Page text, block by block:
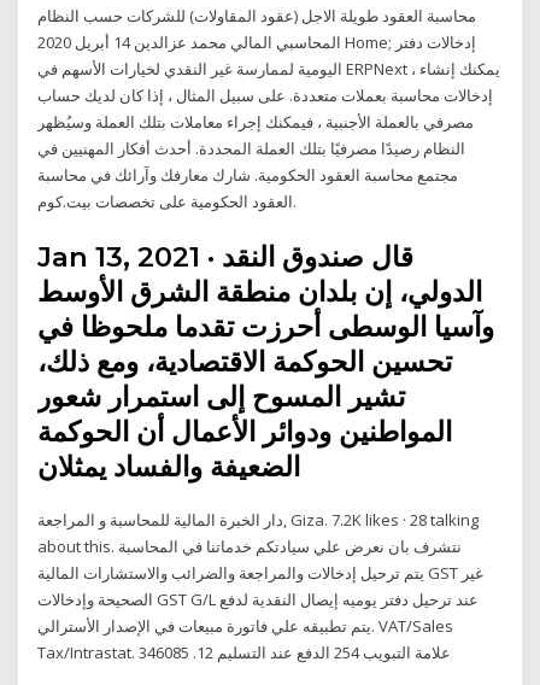
محاسبة العقود طويلة الاجل (عقود المقاولات) للشركات حسب النظام
المحاسبي المالي محمد عزالدين 14 أبريل 2020 Home; إدخالات دفتر
اليومية لممارسة غير النقدي لخيارات الأسهم في ERPNext ، يمكنك إنشاء
إدخالات محاسبة بعملات متعددة. على سبيل المثال ، إذا كان لديك حساب
مصرفي بالعملة الأجنبية ، فيمكنك إجراء معاملات بتلك العملة وسيُظهر
النظام رصيدًا مصرفيًا بتلك العملة المحددة. أحدث أفكار المهنيين في
مجتمع محاسبة العقود الحكومية. شارك معارفك وآرائك في محاسبة
العقود الحكومية على تخصصات بيت.كوم.
Jan 13, 2021 · قال صندوق النقد
الدولي، إن بلدان منطقة الشرق الأوسط
وآسيا الوسطى أحرزت تقدما ملحوظا في
تحسين الحوكمة الاقتصادية، ومع ذلك،
تشير المسوح إلى استمرار شعور
المواطنين ودوائر الأعمال أن الحوكمة
الضعيفة والفساد يمثلان
about this. ‎نتشرف بان نعرض علي سيادتكم خدماتنا في المحاسبة
والمراجعة والضرائب والاستشارات المالية‎ يتم ترحيل إدخالات GST غير
الصحيحة وإدخالات GST G/L عند ترحيل دفتر يوميه إيصال النقدية لدفع
يتم تطبيقه علي فاتورة مبيعات في الإصدار الأسترالي. VAT/Sales
Tax/Intrastat. علامة التبويب 254 الدفع عند التسليم 12. 346085